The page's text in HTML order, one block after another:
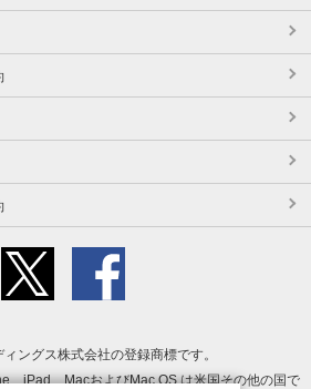
ングス株式会社の登録商標です。
、iPad、MacおよびMac OS は米国その他の国で